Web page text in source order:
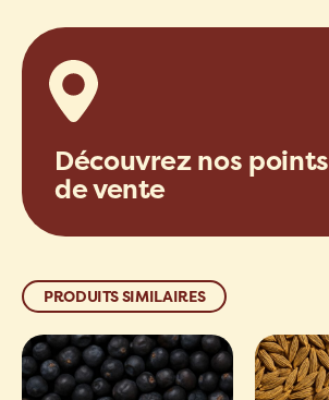
Découvrez nos points
de vente
PRODUITS SIMILAIRES